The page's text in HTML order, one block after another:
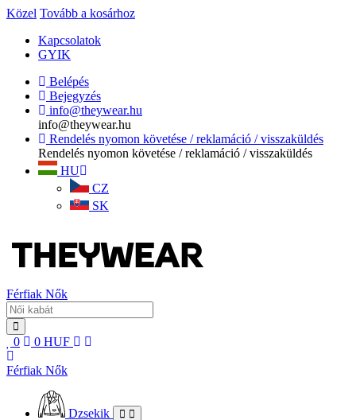
Közel Tovább a kosárhoz
Kapcsolatok
GYIK
Belépés
Bejegyzés
info@theywear.hu
info@theywear.hu
Rendelés nyomon követése / reklamáció / visszaküldés
Rendelés nyomon követése / reklamáció / visszaküldés
HU
CZ
SK
Férfiak Nők
0 0 HUF
Férfiak Nők
Dzsekik